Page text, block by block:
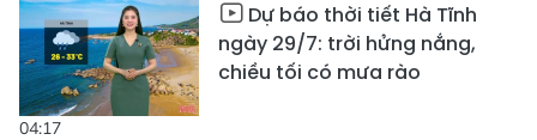
04:17
Dự báo thời tiết Hà Tĩnh
ngày 29/7: trời hửng nắng,
chiều tối có mưa rào